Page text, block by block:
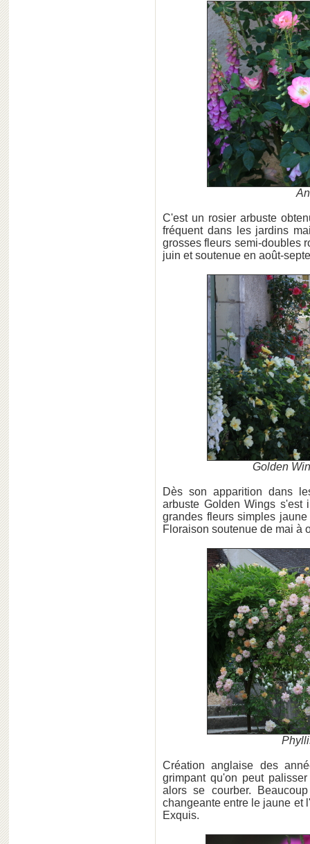
C'est un rosier arbuste
fréquent dans les jardins
grosses fleurs semi-doubles
juin et soutenue en août-
Golden
Dès son apparition dans
arbuste Golden Wings s'est
grandes fleurs simples
Floraison soutenue de mai à
Création anglaise des
grimpant qu'on peut
alors se courber.
changeante entre le jaune et
Exquis.